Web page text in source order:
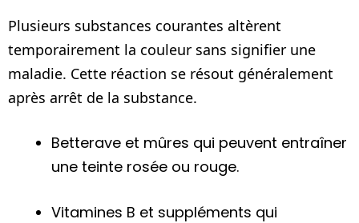
Plusieurs substances courantes altèrent
temporairement la couleur sans signifier une
maladie. Cette réaction se résout généralement
après arrêt de la substance.
Betterave et mûres qui peuvent entraîner
une teinte rosée ou rouge.
Vitamines B et suppléments qui